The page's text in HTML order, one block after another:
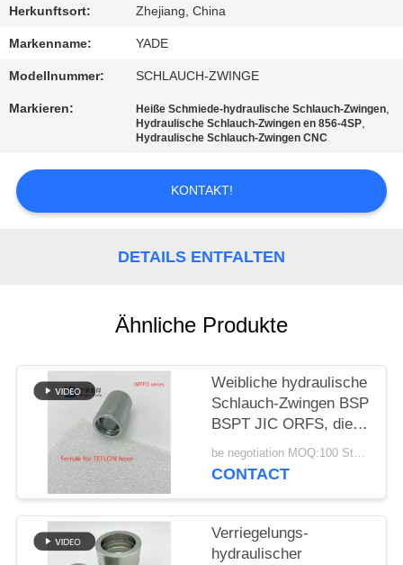
SIE
MIT
UNS
IN
VERBINDUNG
FORDERN
SIE
PRIVACY
POLICY
Herkunftsort: Zhejiang, China
Markenname: YADE
Modellnummer: SCHLAUCH-ZWINGE
Markieren: Heiße Schmiede-hydraulische Schlauch-Zwingen,
Hydraulische Schlauch-Zwingen en 856-4SP,
Hydraulische Schlauch-Zwingen CNC
KONTAKT!
DETAILS ENTFALTEN
Ähnliche Produkte
Weibliche hydraulische
Schlauch-Zwingen BSP
BSPT JIC ORFS, die
Edelstahl ineinander
greifen
be negotiation MOQ:100 Stücke
CONTACT
Verriegelungs-
hydraulischer